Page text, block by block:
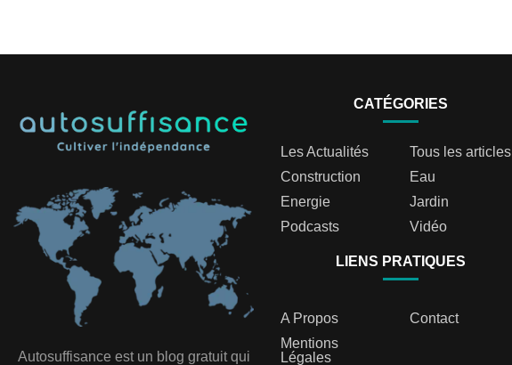
Autosuffisance est un blog gratuit qui
CATÉGORIES
Les Actualités
Tous les articles
Construction
Eau
Energie
Jardin
Podcasts
Vidéo
LIENS PRATIQUES
A Propos
Contact
Mentions
Légales